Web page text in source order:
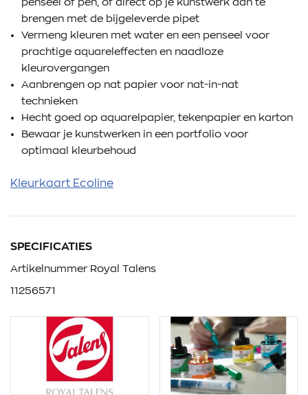
penseel of pen, of direct op je kunstwerk aan te
brengen met de bijgeleverde pipet
Vermeng kleuren met water en een penseel voor
prachtige aquareleffecten en naadloze
kleurovergangen
Aanbrengen op nat papier voor nat-in-nat
technieken
Hecht goed op aquarelpapier, tekenpapier en karton
Bewaar je kunstwerken in een portfolio voor
optimaal kleurbehoud
Kleurkaart Ecoline
SPECIFICATIES
Artikelnummer Royal Talens
11256571